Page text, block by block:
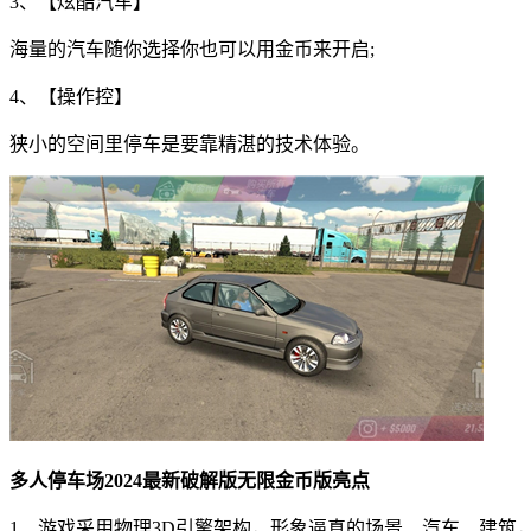
海量的汽车随你选择你也可以用金币来开启;
4、【操作控】
狭小的空间里停车是要靠精湛的技术体验。
多人停车场2024最新破解版无限金币版亮点